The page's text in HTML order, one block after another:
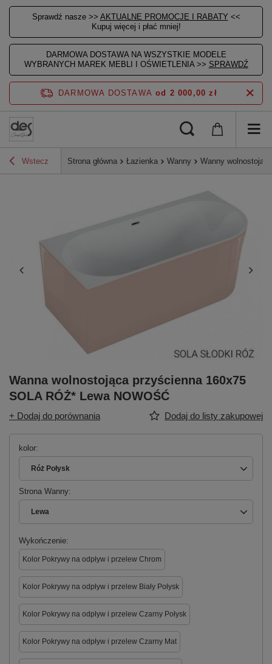
Sprawdź nasze >> AKTUALNE PROMOCJE I RABATY <<
Kupuj więcej i płać mniej!
DARMOWA DOSTAWA NA WSZYSTKIE MODELE
WYBRANYCH MAREK MEBLI I OŚWIETLENIA >> SPRAWDŹ
DARMOWA DOSTAWA od 2 000,00 zł
Wstecz Strona główna Łazienka Wanny Wanny
Wanna wolnostojąca przyścienna 160x75
SOLA RÓŻ* Lewa NOWOŚĆ
+ Dodaj do porównania Dodaj do listy zakupowej
kolor
Róż Połysk
Strona Wanny
Lewa
Wykończenie
Kolor Pokrywy na odpływ i przelew Chrom
Kolor Pokrywy na odpływ i przelew Biały Połysk
Kolor Pokrywy na odpływ i przelew Czarny Połysk
Kolor Pokrywy na odpływ i przelew Czarny Mat